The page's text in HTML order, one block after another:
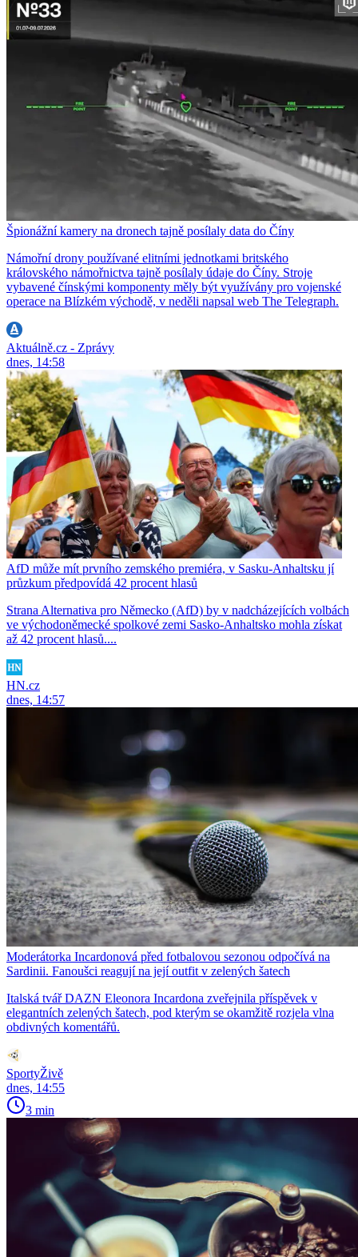
Špionážní kamery na dronech tajně posílaly data do Číny
Námořní drony používané elitními jednotkami britského
královského námořnictva tajně posílaly údaje do Číny. Stroje
vybavené čínskými komponenty měly být využívány pro vojenské
operace na Blízkém východě, v neděli napsal web The Telegraph.
Aktuálně.cz - Zprávy
dnes, 14:58
AfD může mít prvního zemského premiéra, v Sasku-Anhaltsku jí
průzkum předpovídá 42 procent hlasů
Strana Alternativa pro Německo (AfD) by v nadcházejících volbách
ve východoněmecké spolkové zemi Sasko-Anhaltsko mohla získat
až 42 procent hlasů....
HN.cz
dnes, 14:57
Moderátorka Incardonová před fotbalovou sezonou odpočívá na
Sardinii. Fanoušci reagují na její outfit v zelených šatech
Italská tvář DAZN Eleonora Incardona zveřejnila příspěvek v
elegantních zelených šatech, pod kterým se okamžitě rozjela vlna
obdivných komentářů.
SportyŽivě
dnes, 14:55
3 min